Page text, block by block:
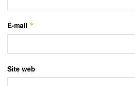
E-mail *
Site web